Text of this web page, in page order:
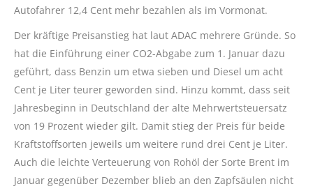
Autofahrer 12,4 Cent mehr bezahlen als im Vormonat.
Der kräftige Preisanstieg hat laut ADAC mehrere Gründe. So
hat die Einführung einer CO2-Abgabe zum 1. Januar dazu
geführt, dass Benzin um etwa sieben und Diesel um acht
Cent je Liter teurer geworden sind. Hinzu kommt, dass seit
Jahresbeginn in Deutschland der alte Mehrwertsteuersatz
von 19 Prozent wieder gilt. Damit stieg der Preis für beide
Kraftstoffsorten jeweils um weitere rund drei Cent je Liter.
Auch die leichte Verteuerung von Rohöl der Sorte Brent im
Januar gegenüber Dezember blieb an den Zapfsäulen nicht